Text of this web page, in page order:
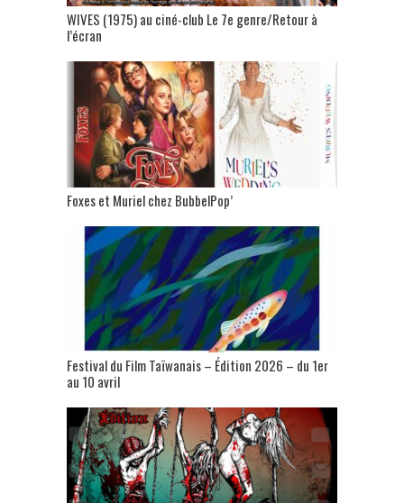
WIVES (1975) au ciné-club Le 7e genre/Retour à
l’écran
Foxes et Muriel chez BubbelPop’
Festival du Film Taïwanais – Édition 2026 – du 1er
au 10 avril